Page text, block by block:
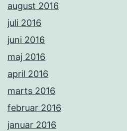
august 2016
juli 2016
juni 2016
maj 2016
april 2016
marts 2016
februar 2016
januar 2016